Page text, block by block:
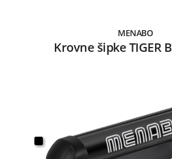
MENABO
Krovne šipke TIGER